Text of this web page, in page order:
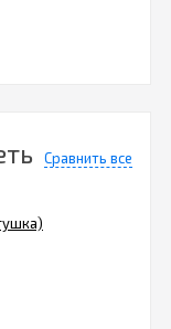
Сравнить все